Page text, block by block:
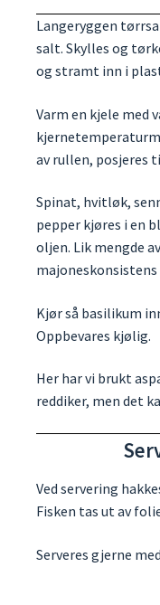
Langeryggen
salt. Skylles og
og stramt inn i
Varm en kjele med
av rullen, posjeres
Spinat, hvitløk,
pepper kjøres i en
oljen. Lik mengde
majoneskonsistens
Kjør så basilikum
Oppbevares kjølig.
Her har vi brukt
reddiker, men det
Ved servering
Fisken tas ut av
Serveres gjerne